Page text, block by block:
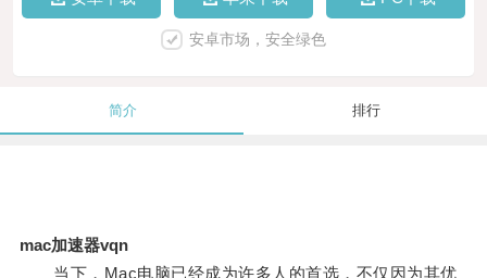
安卓市场，安全绿色
简介 排行
mac加速器vqn
当下，Mac电脑已经成为许多人的首选，不仅因为其优